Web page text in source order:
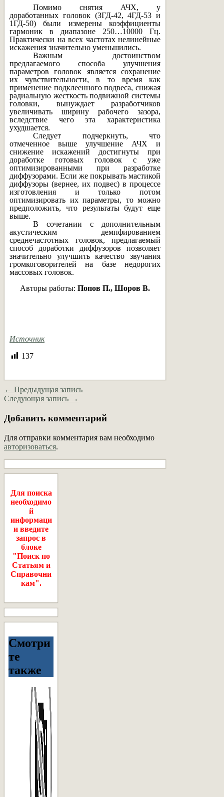
Помимо снятия АЧХ, у
доработанных головок (ЗГД-42, 4ГД-53 и
1ГД-50) были измерены коэффициенты
гармоник в диапазоне 250…10000 Гц.
Практически на всех частотах нелинейные
искажения значительно уменьшились.
Важным достоинством
предлагаемого способа улучшения
параметров головок является сохранение
их чувствительности, в то время как
применение подклеенного подвеса, снижая
радиальную жесткость подвижной системы
головки, вынуждает разработчиков
увеличивать ширину рабочего зазора,
вследствие чего эта характеристика
ухудшается.
Следует подчеркнуть, что
отмеченное выше улучшение АЧХ и
снижение искажений достигнуты при
доработке готовых головок с уже
оптимизированными при разработке
диффузорами. Если же покрывать мастикой
диффузоры (вернее, их подвес) в процессе
изготовления и только потом
оптимизировать их параметры, то можно
предположить, что результаты будут еще
выше.
В сочетании с дополнительным
акустическим демпфированием
среднечастотных головок, предлагаемый
способ доработки диффузоров позволяет
значительно улучшить качество звучания
громкоговорителей на базе недорогих
массовых головок.
Авторы работы: Попов П., Шоров В.
Источник
137
← Предыдущая запись
Следующая запись →
Добавить комментарий
Для отправки комментария вам необходимо
авторизоваться.
Для поиска
необходимо
й
информаци
и введите
запрос в
блоке
"Поиск по
Статьям и
Справочни
кам".
Смотри
те
также